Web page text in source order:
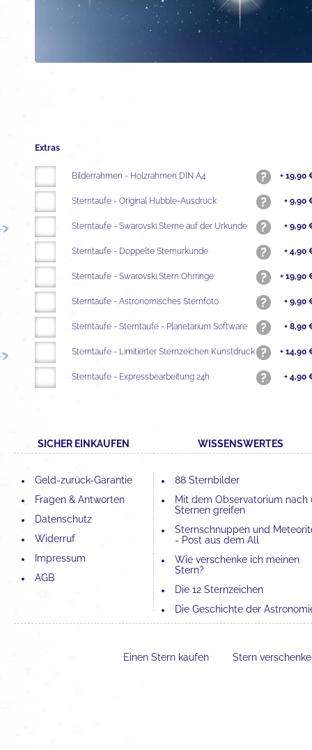
Extras
Bilderrahmen - Holzrahmen DIN A4 + 19,90
Sterntaufe - Original Hubble-Ausdruck + 9,90
Sterntaufe - Swarovski Sterne auf der Urkunde + 9,90
Sterntaufe - Doppelte Sternurkunde + 4,90
Sterntaufe - Swarovski Stern Ohrringe + 19,90
Sterntaufe - Astronomisches Sternfoto + 9,90
Sterntaufe - Sterntaufe - Planetarium Software + 8,90
Sterntaufe - Limitierter Sternzeichen Kunstdruck + 14,90
Sterntaufe - Expressbearbeitung 24h + 4,90
SICHER EINKAUFEN
Geld-zurück-Garantie
Fragen & Antworten
Datenschutz
Widerruf
Impressum
AGB
WISSENSWERTES
88 Sternbilder
Mit dem Observatorium nach
Sternen greifen
Sternschnuppen und
- Post aus dem All
Wie verschenke ich meinen
Stern?
Die 12 Sternzeichen
Die Geschichte der
Der Unterschied zwischen
Einen Stern kaufen Stern